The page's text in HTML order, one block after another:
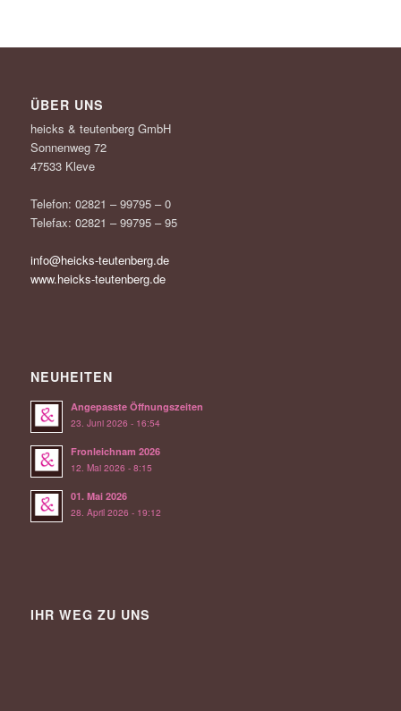
ÜBER UNS
heicks & teutenberg GmbH
Sonnenweg 72
47533 Kleve
Telefon: 02821 – 99795 – 0
Telefax: 02821 – 99795 – 95
info@heicks-teutenberg.de
www.heicks-teutenberg.de
NEUHEITEN
Angepasste Öffnungszeiten
23. Juni 2026 - 16:54
Fronleichnam 2026
12. Mai 2026 - 8:15
01. Mai 2026
28. April 2026 - 19:12
IHR WEG ZU UNS